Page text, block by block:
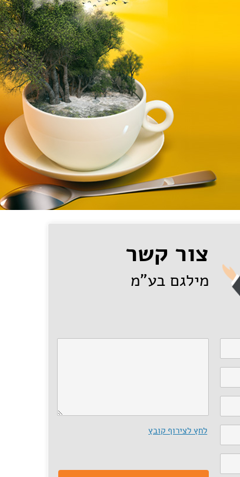
צור קשר
מילגם בע"מ
לחץ לצירוף קובץ